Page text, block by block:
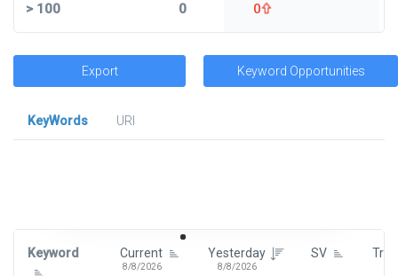
>100 0 0
Export Keyword Opportunities
KeyWords
URl
Keyword Current
8/8/2026
Yesterday
8/8/2026
SV